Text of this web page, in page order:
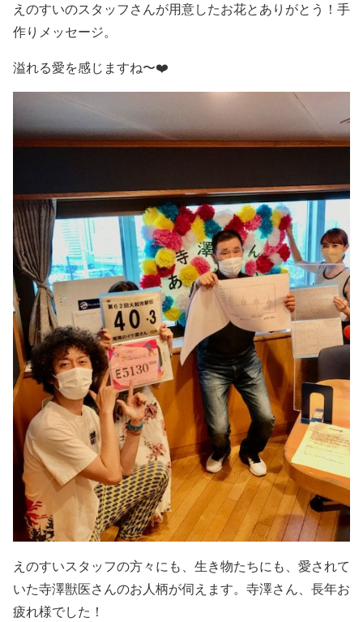
えのすいのスタッフさんが用意したお花とありがとう！手
作りメッセージ。
溢れる愛を感じますね〜❤️
えのすいスタッフの方々にも、生き物たちにも、愛されて
いた寺澤獣医さんのお人柄が伺えます。寺澤さん、長年お
疲れ様でした！